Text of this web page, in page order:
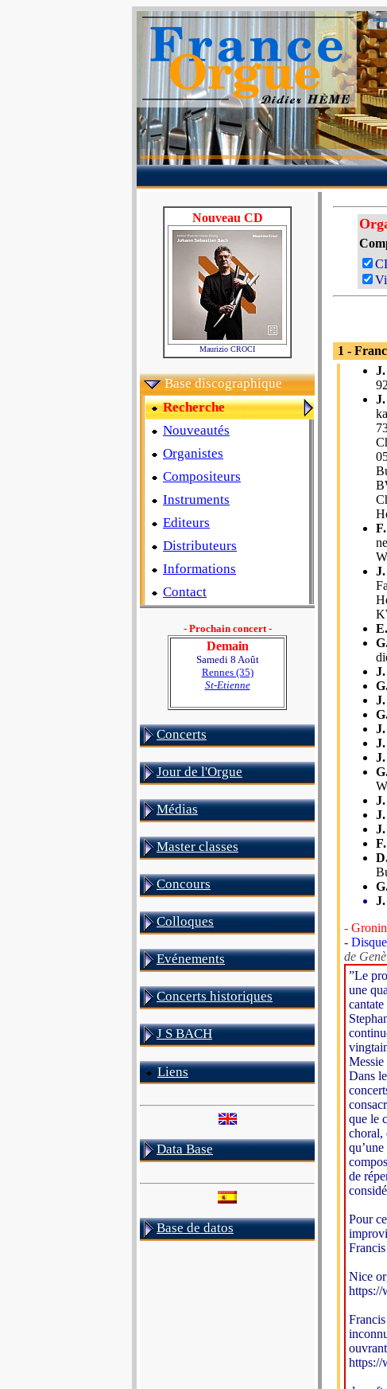
Nouveau CD
Maurizio CROCI
Base discographique
Recherche
Nouveautés
Organistes
Compositeurs
Instruments
Editeurs
Distributeurs
Informations
Contact
- Prochain concert -
Demain
Samedi 8 Août
Rennes (35)
St-Etienne
Concerts
Jour de l'Orgue
Médias
Master classes
Concours
Colloques
Evénements
Concerts historiques
J S BACH
Liens
Data Base
Base de datos
1 -
-
-
de
”Le
une
Dans
que le
choral,
de
Pour
Nice